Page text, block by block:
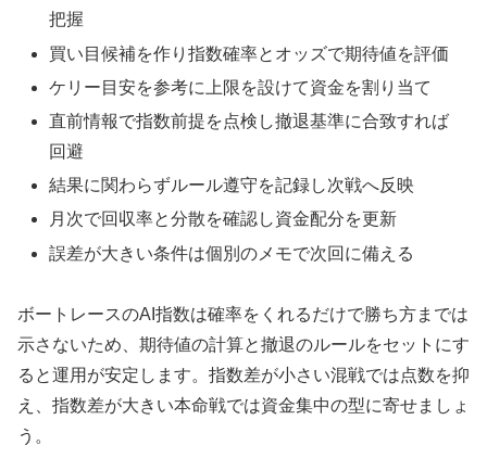
把握
買い目候補を作り指数確率とオッズで期待値を評価
ケリー目安を参考に上限を設けて資金を割り当て
直前情報で指数前提を点検し撤退基準に合致すれば
回避
結果に関わらずルール遵守を記録し次戦へ反映
月次で回収率と分散を確認し資金配分を更新
誤差が大きい条件は個別のメモで次回に備える
ボートレースのAI指数は確率をくれるだけで勝ち方までは
示さないため、期待値の計算と撤退のルールをセットにす
ると運用が安定します。指数差が小さい混戦では点数を抑
え、指数差が大きい本命戦では資金集中の型に寄せましょ
う。